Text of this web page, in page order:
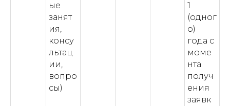
ые
занят
ия,
консу
льтац
ии,
вопро
сы)
1
(одног
о)
года с
моме
нта
получ
ения
заявк